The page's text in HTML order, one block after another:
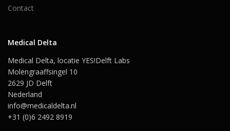
Contact
Medical Delta
Medical Delta, locatie YES!Delft Labs
Molengraaffsingel 10
2629 JD Delft
Nederland
info@medicaldelta.nl
+31 (0)6 2492 8919